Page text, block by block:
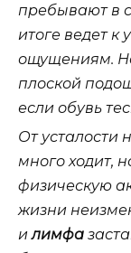
пребывают в
итоге ведет к
ощущениям.
плоской
если обувь
От усталости
много ходит,
физическую
жизни
илимфа